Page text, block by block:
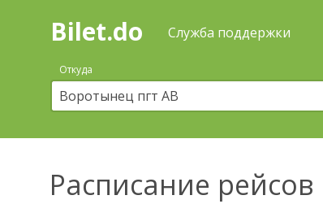
Поиск
покупка
билетов
автобус
онлайн
Bilet.do Служба поддержки
Откуда
Расписание рейсов